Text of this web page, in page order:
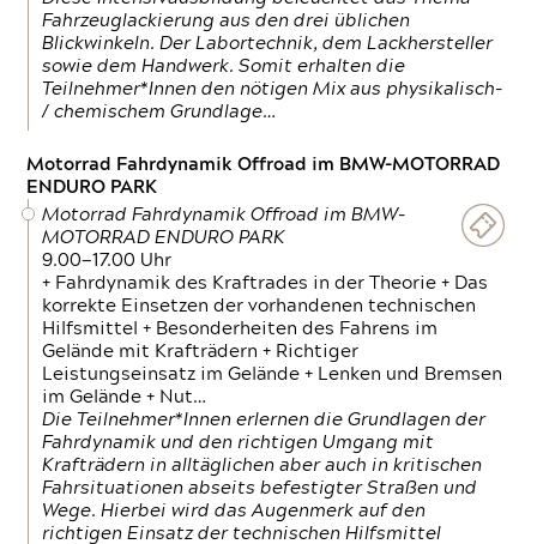
Fahrzeuglackierung aus den drei üblichen
Blickwinkeln. Der Labortechnik, dem Lackhersteller
sowie dem Handwerk. Somit erhalten die
Teilnehmer*Innen den nötigen Mix aus physikalisch-
/ chemischem Grundlage…
Motorrad Fahrdynamik Offroad im BMW-MOTORRAD
ENDURO PARK
Motorrad Fahrdynamik Offroad im BMW-
MOTORRAD ENDURO PARK
9.00—17.00 Uhr
+ Fahrdynamik des Kraftrades in der Theorie + Das
korrekte Einsetzen der vorhandenen technischen
Hilfsmittel + Besonderheiten des Fahrens im
Gelände mit Krafträdern + Richtiger
Leistungseinsatz im Gelände + Lenken und Bremsen
im Gelände + Nut…
Die Teilnehmer*Innen erlernen die Grundlagen der
Fahrdynamik und den richtigen Umgang mit
Krafträdern in alltäglichen aber auch in kritischen
Fahrsituationen abseits befestigter Straßen und
Wege. Hierbei wird das Augenmerk auf den
richtigen Einsatz der technischen Hilfsmittel